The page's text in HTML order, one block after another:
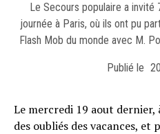
Le Secours populaire a invité
journée à Paris, où ils ont pu
Flash Mob du monde avec M.
Publié le
Le mercredi 19 aout dernier,
des oubliés des vacances, et